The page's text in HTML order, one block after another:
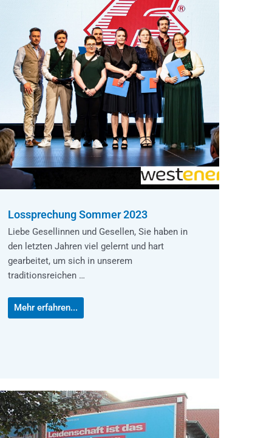
Lossprechung Sommer 2023
Liebe Gesellinnen und Gesellen, Sie haben in
den letzten Jahren viel gelernt und hart
gearbeitet, um sich in unserem
traditionsreichen …
Mehr erfahren...